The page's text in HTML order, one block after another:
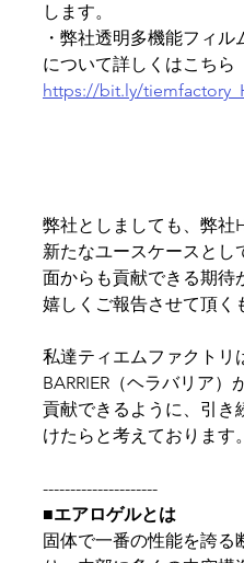
します。
・弊社透明多機能フィル
について詳しくはこちら
https://bit.ly/
弊社としましても、弊社
新たなユースケースとし
面からも貢献できる期待
嬉しくご報告させて頂く
私達ティエムファクトリ
BARRIER（ヘラバリア
貢献できるように、引き
けたらと考えております。
---------------------
■エアロゲルとは
固体で一番の性能を誇る